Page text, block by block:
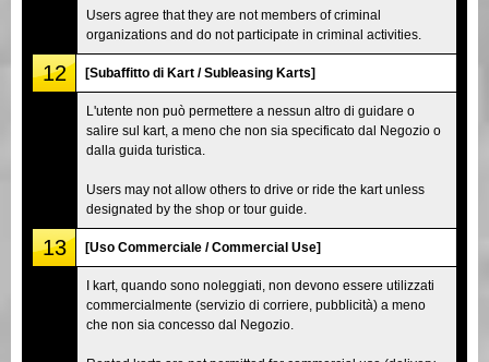
Users agree that they are not members of criminal
organizations and do not participate in criminal activities.
12 [Subaffitto di Kart / Subleasing Karts]
L'utente non può permettere a nessun altro di guidare o
salire sul kart, a meno che non sia specificato dal Negozio o
dalla guida turistica.
Users may not allow others to drive or ride the kart unless
designated by the shop or tour guide.
13 [Uso Commerciale / Commercial Use]
I kart, quando sono noleggiati, non devono essere utilizzati
commercialmente (servizio di corriere, pubblicità) a meno
che non sia concesso dal Negozio.